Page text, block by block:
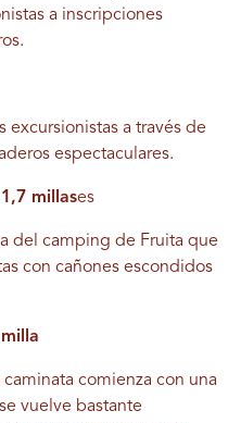
a inscripciones
excursionistas a través de
espectaculares.
millases
del camping de Fruita que
con cañones escondidos
comienza con una
vuelve bastante